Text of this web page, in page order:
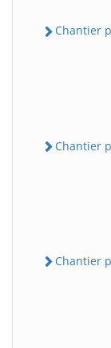
Chantier
Chantier
Chantier